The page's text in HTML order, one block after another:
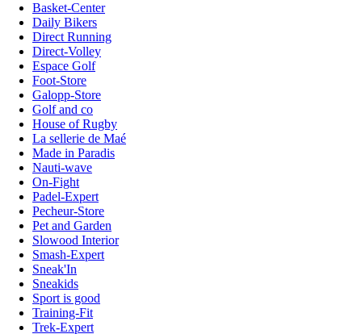
Basket-Center
Daily Bikers
Direct Running
Direct-Volley
Espace Golf
Foot-Store
Galopp-Store
Golf and co
House of Rugby
La sellerie de Maé
Made in Paradis
Nauti-wave
On-Fight
Padel-Expert
Pecheur-Store
Pet and Garden
Slowood Interior
Smash-Expert
Sneak'In
Sneakids
Sport is good
Training-Fit
Trek-Expert